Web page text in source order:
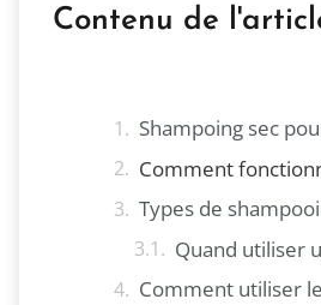
Contenu de
Types de
Comment utiliser